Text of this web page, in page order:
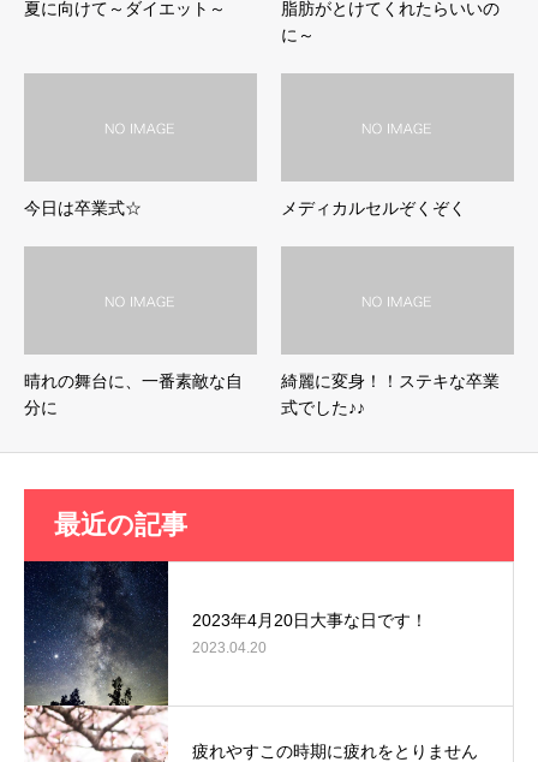
夏に向けて～ダイエット～
脂肪がとけてくれたらいいの
に～
今日は卒業式☆ メディカルセルぞくぞく
晴れの舞台に、一番素敵な自
分に
綺麗に変身！！ステキな卒業
式でした♪♪
最近の記事
2023年4月20日大事な日です！
2023.04.20
疲れやすこの時期に疲れをとりません